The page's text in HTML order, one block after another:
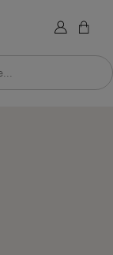
à l'accueil du site
×